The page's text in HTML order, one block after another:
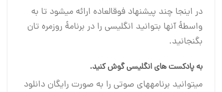
در اینجا چند پیشنهاد فوق‎العاده ارائه می‎شود تا به
واسطۀ آنها بتوانید انگلیسی را در برنامۀ روزمره‎ تان
بگنجانید.
به پادکست های انگلیسی گوش کنید.
می‎توانید برنامه‎های صوتی را به صورت رایگان دانلود